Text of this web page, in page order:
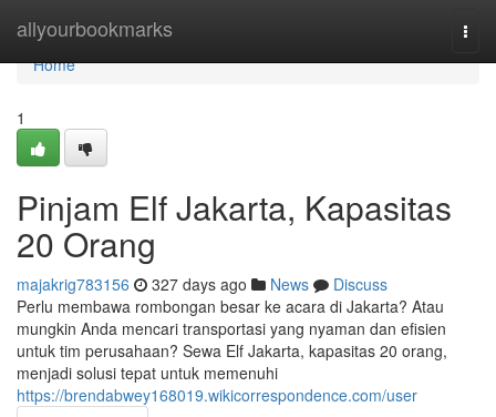
allyourbookmarks
Home
Home
1
Pinjam Elf Jakarta, Kapasitas
20 Orang
majakrig783156 327 days ago News
Discuss
Perlu membawa rombongan besar ke acara di Jakarta? Atau
mungkin Anda mencari transportasi yang nyaman dan efisien
untuk tim perusahaan? Sewa Elf Jakarta, kapasitas 20 orang,
menjadi solusi tepat untuk memenuhi
https://brendabwey168019.wikicorrespondence.com/user